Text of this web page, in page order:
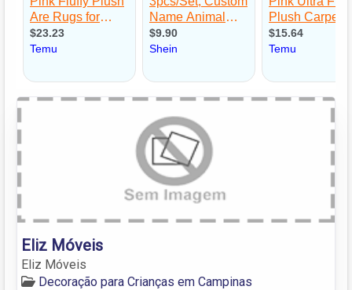
Eliz Móveis
Eliz Móveis
Decoração para Crianças em Campinas